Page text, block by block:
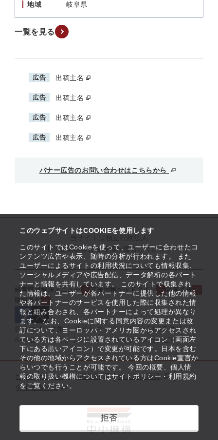
このウェブサイトはCOOKIEを使用します
このサイトではCookieを使って、ユーザーに合わせたコ
ンテンツ広告や表示、随時の分析が行われます。 また
ユーザーによるサイトの利用状況についても情報収集、
ソーシャルメディアや広告配信、データ解析の各パート
ナーと情報を共有しています。 このサイトで収集され
た情報は、ユーザーが各パートナーに提供した他の情報
や各パートナーのサービスを使用した際に収集された情
報と組み合わされ、各パートナーによって処理が異なり
ます。 なお、Cookieに関する同意内容の変更または改
訂について、ヨーロッパ・アメリカ圏からアクセスされ
ている方は各ページに設置されているアイコン（画面左
下にある黒いアイコン）で変更が可能です。日本を含む
その他の地域からアクセスされている方はCookie宣言か
らいつでも行うことが可能です。 今回の概要、個人情
報の取り扱い機構についてはサイトポリシー・利用規約
をご覧ください。
拒否
地域 岐阜県
一覧を見る
広告 出稿主名
広告 出稿主名
広告 出稿主名
広告 出稿主名
バナー広告のお問い合わせはこちらから
中小企業基盤整備機構が運営しています
経営課題解決メニュー 支援情報ヘッドライン
起業支援
取組事例
役立つリンク集 サイトマップ
サイト利用条件
SNS公式アカウント一覧
ウェブアクセシビリティ
サイトポリシー・利用規約
個人情報保護
中小機構とは